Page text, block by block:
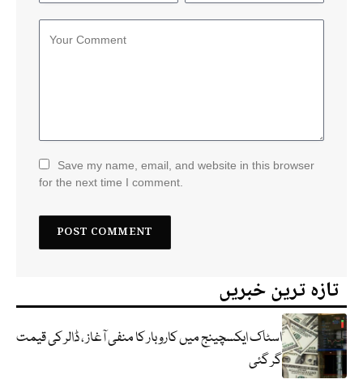
Save my name, email, and website in this browser
for the next time I comment.
تازہ ترین خبریں
اسٹاک ایکسچینج میں کاروبار کا منفی آغاز ، ڈالر کی قیمت
گر گئی